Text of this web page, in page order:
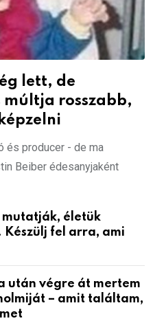
lett, de
rosszabb,
és producer - de ma
Beiber édesanyjaként
mutatják, életük
fel arra, ami
után végre át mertem
– amit találtam,